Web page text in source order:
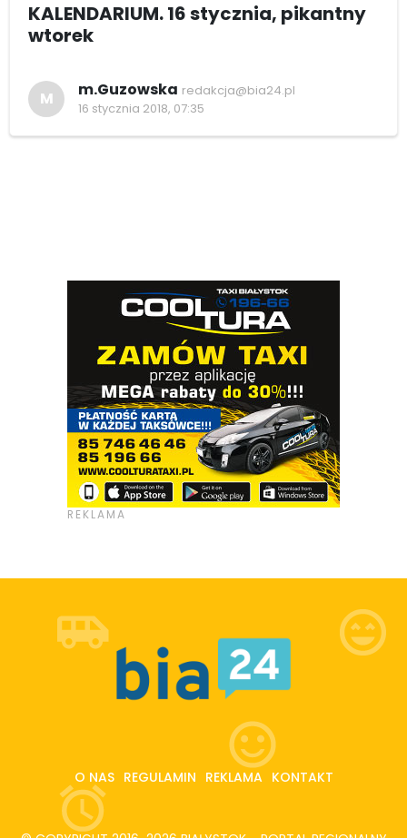
KALENDARIUM. 16 stycznia, pikantny
wtorek
M m.Guzowska redakcja@bia24.pl
16 stycznia 2018, 07:35
O NAS REGULAMIN REKLAMA KONTAKT